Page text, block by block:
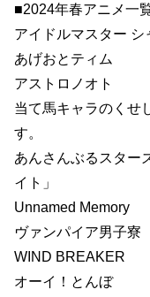
■2024年春アニメ一
アイドルマスター
あげおとティム
アストロノオト
当て馬キャラのくせ
す。
あんさんぶるスター
イト」
Unnamed Memory
ヴァンパイア男子寮
WIND BREAKER
オーイ！とんぼ